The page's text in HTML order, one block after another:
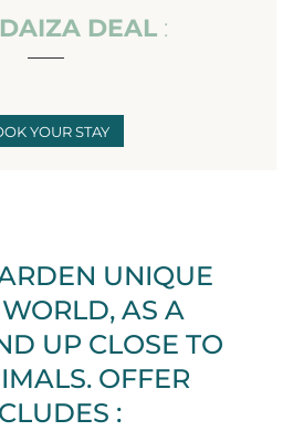
DEAL:
YOUR STAY
UNIQUE
AS A
UP CLOSE TO
OFFER
: